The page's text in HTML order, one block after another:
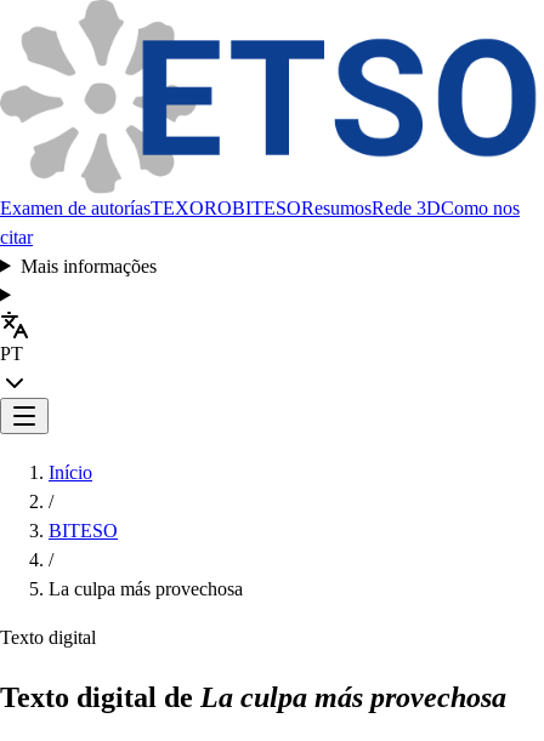
Examen de autoríasTEXOROBITESOResumosRede 3DComo nos
citar
Mais informações
PT
Início
/
BITESO
/
La culpa más provechosa
Texto digital
Texto digital de La culpa más provechosa